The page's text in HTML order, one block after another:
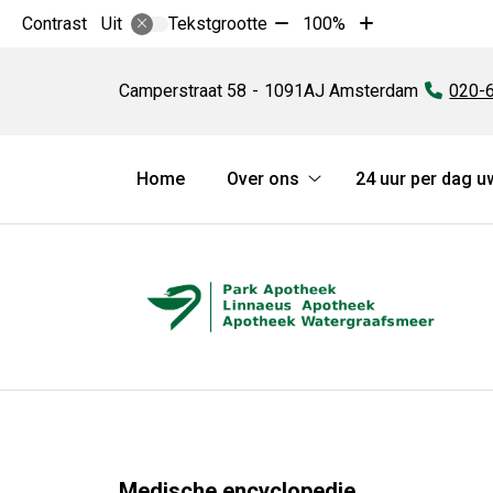
Contrast Uit Tekstgrootte Tekst
10%
100%
Tekst
10%
Camperstraat 58 1091AJ Amsterdam Tel:
020-
Hoofdmenu
Home
Over ons
ons
24 uur per dag